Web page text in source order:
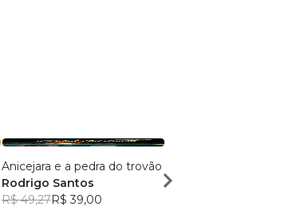
Anicejara e a pedra do trovão
Rodrigo Santos
R$ 49,27R$ 39,00
Rodrigo Santos